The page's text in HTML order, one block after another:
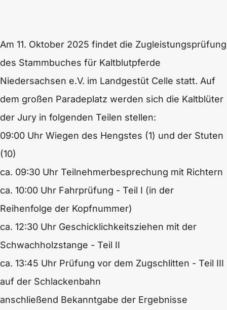
Am 11. Oktober 2025 findet die Zugleistungsprüfung
des Stammbuches für Kaltblutpferde
Niedersachsen e.V. im Landgestüt Celle statt. Auf
dem großen Paradeplatz werden sich die Kaltblüter
der Jury in folgenden Teilen stellen:
09:00 Uhr Wiegen des Hengstes (1) und der Stuten
(10)
ca. 09:30 Uhr Teilnehmerbesprechung mit Richtern
ca. 10:00 Uhr Fahrprüfung - Teil I (in der
Reihenfolge der Kopfnummer)
ca. 12:30 Uhr Geschicklichkeitsziehen mit der
Schwachholzstange - Teil II
ca. 13:45 Uhr Prüfung vor dem Zugschlitten - Teil III
auf der Schlackenbahn
anschließend Bekanntgabe der Ergebnisse